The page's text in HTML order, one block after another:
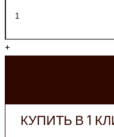
+
КУПИТЬ В 1